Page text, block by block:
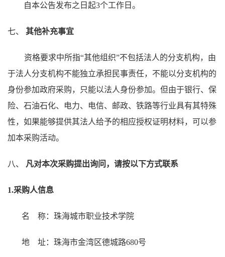
自本公告发布之日起3个工作日。
七、 其他补充事宜
资格要求中所指“其他组织”不包括法人的分支机构，由
于法人分支机构不能独立承担民事责任，不能以分支机构的
身份参加政府采购，只能以法人身份参加。但由于银行、保
险、石油石化、电力、电信、邮政、铁路等行业具有其特殊
性，如果能够提供其法人给予的相应授权证明材料，可以参
加本采购活动。
八、 凡对本次采购提出询问，请按以下方式联系
1.采购人信息
名 称：珠海城市职业技术学院
地 址：珠海市金湾区德城路680号